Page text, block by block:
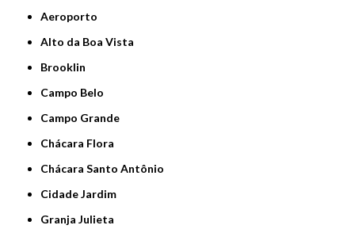
Aeroporto
Alto da Boa Vista
Brooklin
Campo Belo
Campo Grande
Chácara Flora
Chácara Santo Antônio
Cidade Jardim
Granja Julieta